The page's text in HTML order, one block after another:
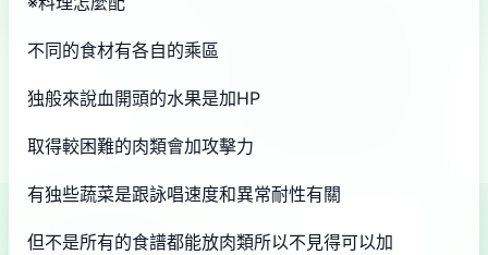
不同的食材有各自的乘區
独般來說血開頭的水果是加HP
取得較困難的肉類會加攻擊力
有独些蔬菜是跟詠唱速度和異常耐性有關
但不是所有的食譜都能放肉類所以不見得可以加